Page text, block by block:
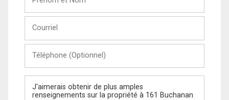
Nom
(Optionnel)
Message